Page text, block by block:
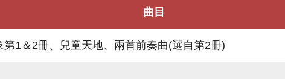
曲目
2冊、兒童天地、兩首前奏曲(選自第2冊)